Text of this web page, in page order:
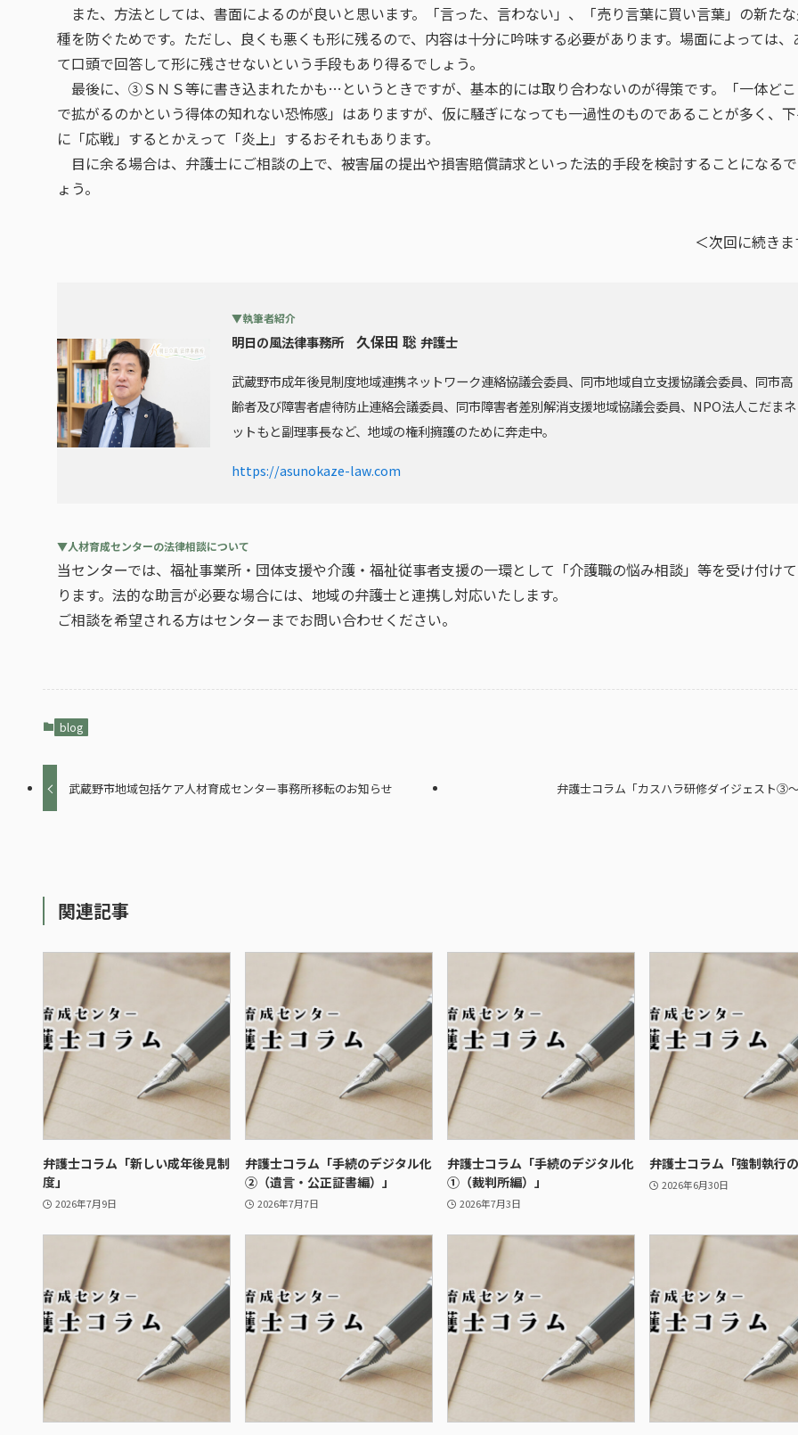
また、方法としては、書面によるのが良いと思います。「言った、言わない」、「売り言葉に買い言葉」の新た
種を防ぐためです。ただし、良くも悪くも形に残るので、内容は十分に吟味する必要があります。場面によっては、
て口頭で回答して形に残させないという手段もあり得るでしょう。
最後に、③ＳＮＳ等に書き込まれたかも…というときですが、基本的には取り合わないのが得策です。「一体ど
で拡がるのかという得体の知れない恐怖感」はありますが、仮に騒ぎになっても一過性のものであることが多く、
に「応戦」するとかえって「炎上」するおそれもあります。
目に余る場合は、弁護士にご相談の上で、被害届の提出や損害賠償請求といった法的手段を検討することになる
ょう。
＜次回に続き
▼執筆者紹介
明日の風法律事務所 久保田 聡 弁護士
武蔵野市成年後見制度地域連携ネットワーク連絡協議会委員、同市地域自立支援協議会委員、同市高
齢者及び障害者虐待防止連絡会議委員、同市障害者差別解消支援地域協議会委員、NPO法人こだまネ
ットもと副理事長など、地域の権利擁護のために奔走中。
https://asunokaze-law.com
▼人材育成センターの法律相談について
当センターでは、福祉事業所・団体支援や介護・福祉従事者支援の一環として「介護職の悩み相談」等を受け付け
ります。法的な助言が必要な場合には、地域の弁護士と連携し対応いたします。
ご相談を希望される方はセンターまでお問い合わせください。
blog
武蔵野市地域包括ケア人材育成センター事務所移転のお知らせ 弁護士コラム「カスハラ研修ダイジェスト③
関連記事
弁護士コラム「新しい成年後見制
度」
2026年7月9日
弁護士コラム「手続のデジタル化
②（遺言・公正証書編）」
2026年7月7日
弁護士コラム「手続のデジタル化
①（裁判所編）」
2026年7月3日
弁護士コラム「強制執行
2026年6月30日